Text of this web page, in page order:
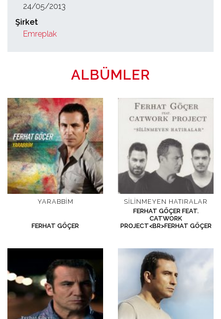
24/05/2013
Şirket
Emreplak
ALBÜMLER
YARABBIM
FERHAT GÖÇER
SILINMEYEN HATIRALAR
FERHAT GÖÇER FEAT.
CATWORK
PROJECT<BR>FERHAT GÖÇER